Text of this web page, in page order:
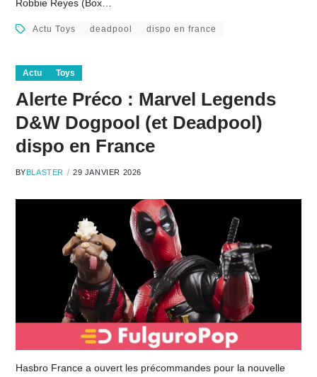
Robbie Reyes (Box…
Actu Toys deadpool dispo en france
Actu Toys
Alerte Préco : Marvel Legends
D&W Dogpool (et Deadpool)
dispo en France
BYBLASTER 29 JANVIER 2026
Hasbro France a ouvert les précommandes pour la nouvelle